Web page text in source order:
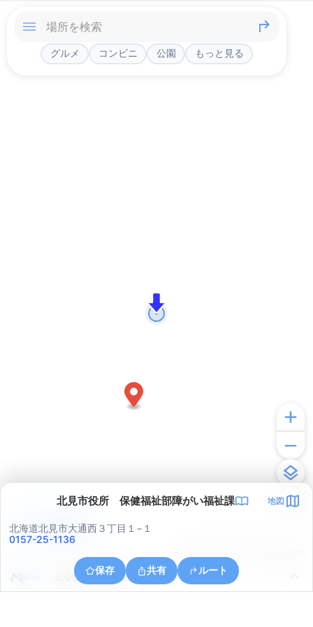
グルメ コンビニ 公園 もっと見る
北見市役所 保健福祉部障がい福祉課 地図
北海道北見市大通西３丁目１−１
0157-25-1136
保存 共有 ルート
北海道北見市東陵町
アプリで見る